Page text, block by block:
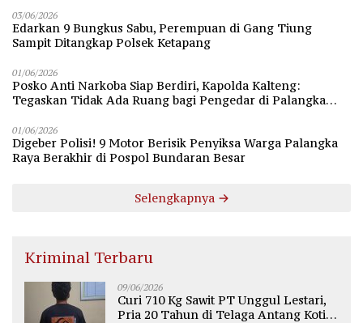
03/06/2026
Edarkan 9 Bungkus Sabu, Perempuan di Gang Tiung
Sampit Ditangkap Polsek Ketapang
01/06/2026
Posko Anti Narkoba Siap Berdiri, Kapolda Kalteng:
Tegaskan Tidak Ada Ruang bagi Pengedar di Palangka
01/06/2026
Digeber Polisi! 9 Motor Berisik Penyiksa Warga Palangka
Raya Berakhir di Pospol Bundaran Besar
Selengkapnya
Kriminal Terbaru
09/06/2026
Curi 710 Kg Sawit PT Unggul Lestari,
Pria 20 Tahun di Telaga Antang Kotim